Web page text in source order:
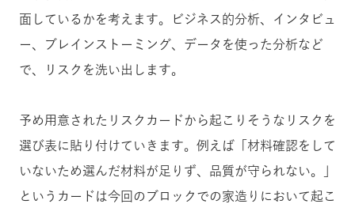
面しているかを考えます。ビジネス的分析、インタビュ
ー、ブレインストーミング、データを使った分析など
で、リスクを洗い出します。
予め用意されたリスクカードから起こりそうなリスクを
選び表に貼り付けていきます。例えば「材料確認をして
いないため選んだ材料が足りず、品質が守られない。」
というカードは今回のブロックでの家造りにおいて起こ